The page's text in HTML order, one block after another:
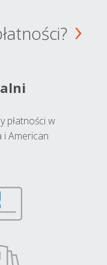
płatności w
i American